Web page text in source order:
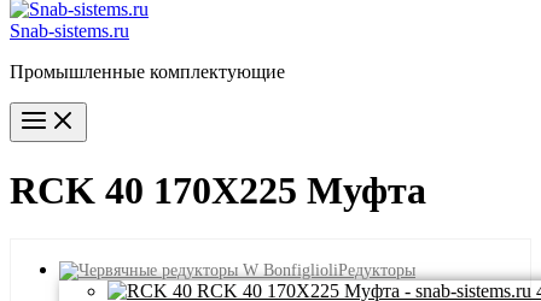
Snab-sistems.ru
Промышленные комплектующие
Main
Menu
RCK 40 170X225 Муфта
Редукторы